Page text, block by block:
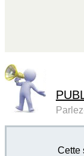
Cette